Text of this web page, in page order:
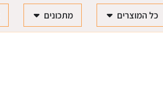
כל המוצרים מתכונים